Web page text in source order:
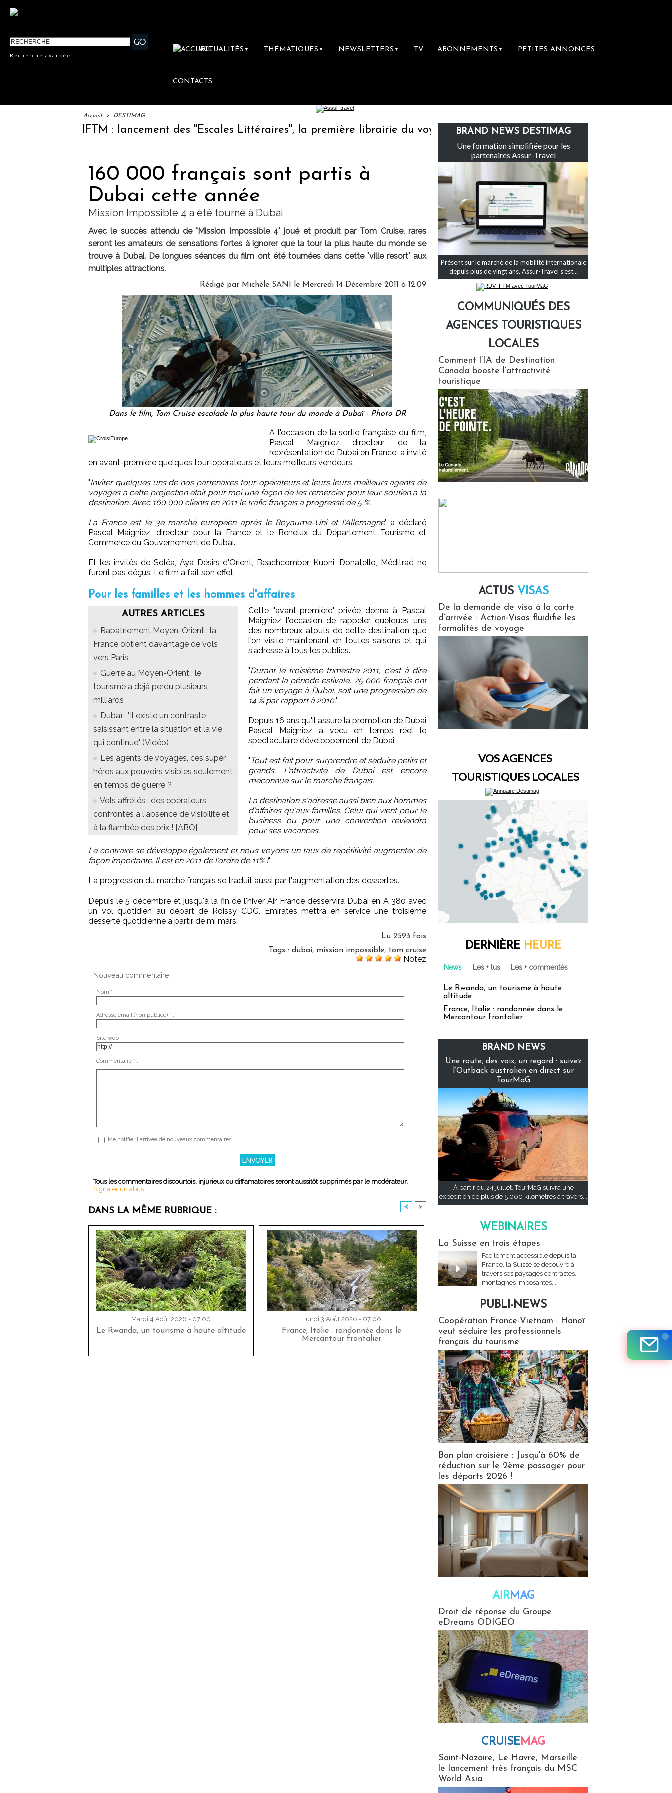
Recherche avancée
ACTUALITÉS ▼ THÉMATIQUES ▼ NEWSLETTERS ▼ TV ABONNEMENTS ▼ PETITES ANNONCES
CONTACTS
Accueil > DESTIMAG
IFTM : lancement des "Escales Littéraires", la première librairie du voyage Le groupe Sainte-Claire rachète Eden Tour
160 000 français sont partis à
Dubai cette année
Mission Impossible 4 a été tourné à Dubai
Avec le succès attendu de "Mission Impossible 4" joué et produit par Tom Cruise, rares
seront les amateurs de sensations fortes à ignorer que la tour la plus haute du monde se
trouve à Dubai. De longues séances du film ont été tournées dans cette "ville resort" aux
multiples attractions.
Rédigé par Michèle SANI le Mercredi 14 Décembre 2011 à 12:09
Dans le film, Tom Cruise escalade la plus haute tour du monde à Dubaï - Photo DR
A l'occasion de la sortie française du film,
Pascal Maigniez directeur de la
représentation de Dubai en France, a invité
en avant-première quelques tour-opérateurs et leurs meilleurs vendeurs.
"Inviter quelques uns de nos partenaires tour-opérateurs et leurs leurs meilleurs agents de
voyages à cette projection était pour moi une façon de les remercier pour leur soutien à la
destination. Avec 160 000 clients en 2011 le trafic français a progressé de 5 %.
La France est le 3e marché européen après le Royaume-Uni et l'Allemagne" a déclaré
Pascal Maigniez, directeur pour la France et le Benelux du Département Tourisme et
Commerce du Gouvernement de Dubai.
Et les invités de Soléa, Aya Désirs d'Orient, Beachcomber, Kuoni, Donatello, Méditrad ne
furent pas déçus. Le film a fait son effet.
Pour les familles et les hommes d'affaires
AUTRES ARTICLES
Rapatriement Moyen-Orient : la
France obtient davantage de vols
vers Paris
Guerre au Moyen-Orient : le
tourisme a déjà perdu plusieurs
milliards
Dubaï : "Il existe un contraste
saisissant entre la situation et la vie
qui continue" (Vidéo)
Les agents de voyages, ces super
héros aux pouvoirs visibles seulement
en temps de guerre ?
Vols affrétés : des opérateurs
confrontés à l'absence de visibilité et
à la flambée des prix ! [ABO]
Cette "avant-première" privée donna à Pascal
Maigniez l'occasion de rappeler quelques uns
des nombreux atouts de cette destination que
l'on visite maintenant en toutes saisons et qui
s'adresse à tous les publics.
"Durant le troisième trimestre 2011, c'est à dire
pendant la période estivale, 25 000 français ont
fait un voyage à Dubai, soit une progression de
14 % par rapport à 2010."
Depuis 16 ans qu'il assure la promotion de Dubai
Pascal Maigniez a vécu en temps réel le
spectaculaire développement de Dubai.
" Tout est fait pour surprendre et séduire petits et
grands. L'attractivité de Dubai est encore
méconnue sur le marché français.
La destination s'adresse aussi bien aux hommes
d'affaires qu'aux familles. Celui qui vient pour le
business ou pour une convention reviendra
pour ses vacances.
Le contraire se développe également et nous voyons un taux de répétitivité augmenter de
façon importante. Il est en 2011 de l'ordre de 11% !"
La progression du marché français se traduit aussi par l'augmentation des dessertes.
Depuis le 5 décembre et jusqu'à la fin de l'hiver Air France desservira Dubai en A 380 avec
un vol quotidien au départ de Roissy CDG. Emirates mettra en service une troisième
desserte quotidienne à partir de mi mars.
Lu 2593 fois
Tags : dubai, mission impossible, tom cruise
Notez
Nouveau commentaire :
Nom * :
Adresse email (non publiée) * :
Site web :
Commentaire * :
Me notifier l'arrivée de nouveaux commentaires
Tous les commentaires discourtois, injurieux ou diffamatoires seront aussitôt supprimés par le modérateur.
Signaler un abus
DANS LA MÊME RUBRIQUE : < >
Mardi 4 Août 2026 - 07:00
Le Rwanda, un tourisme à haute altitude
Lundi 3 Août 2026 - 07:00
France, Italie : randonnée dans le
Mercantour frontalier
BRAND NEWS DESTIMAG
Une formation simplifiée pour les
partenaires Assur-Travel
Présent sur le marché de la mobilité internationale
depuis plus de vingt ans, Assur-Travel s'est...
COMMUNIQUÉS DES
AGENCES TOURISTIQUES
LOCALES
Comment l’IA de Destination
Canada booste l’attractivité
touristique
ACTUS VISAS
De la demande de visa à la carte
d’arrivée : Action-Visas fluidifie les
formalités de voyage
VOS AGENCES
TOURISTIQUES LOCALES
DERNIÈRE HEURE
News Les + lus Les + commentés
Le Rwanda, un tourisme à haute
altitude
France, Italie : randonnée dans le
Mercantour frontalier
BRAND NEWS
Une route, des voix, un regard : suivez
l’Outback australien en direct sur
TourMaG
À partir du 24 juillet, TourMaG suivra une
expédition de plus de 5 000 kilomètres à travers...
WEBINAIRES
La Suisse en trois étapes
Facilement accessible depuis la
France, la Suisse se découvre à
travers ses paysages contrastés,
montagnes imposantes,...
PUBLI-NEWS
Coopération France-Vietnam : Hanoï
veut séduire les professionnels
français du tourisme
Bon plan croisière : Jusqu'à 60% de
réduction sur le 2ème passager pour
les départs 2026 !
AIRMAG
Droit de réponse du Groupe
eDreams ODIGEO
CRUISEMAG
Saint-Nazaire, Le Havre, Marseille :
le lancement très français du MSC
World Asia